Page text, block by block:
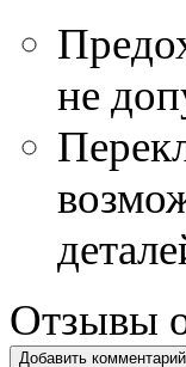
не
Отзывы
Добавить комментарий